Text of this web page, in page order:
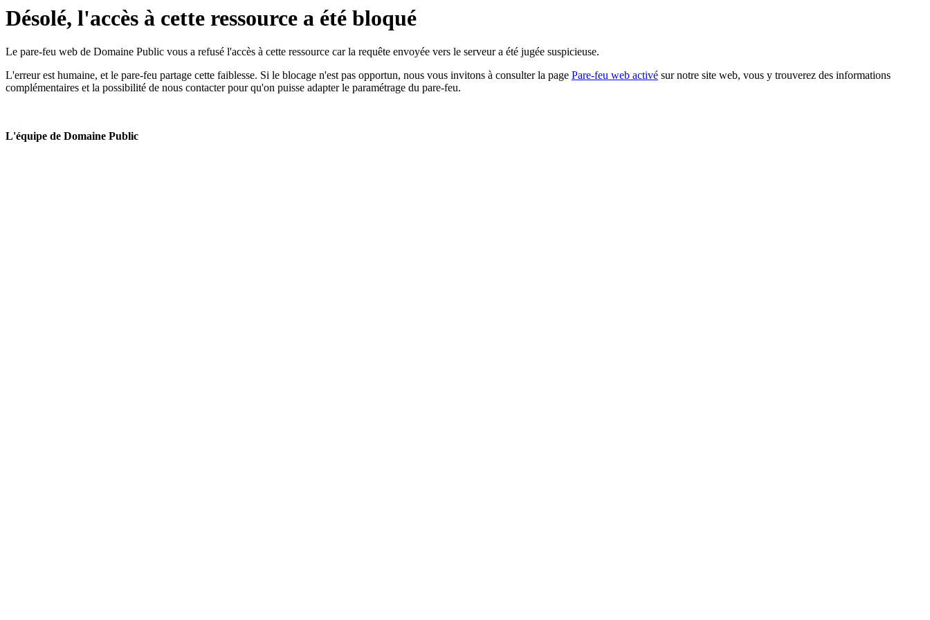
Désolé, l'accès à cette ressource a été bloqué
Le pare-feu web de Domaine Public vous a refusé l'accès à cette ressource car la requête envoyée vers le serveur a été jugée suspicieuse.
L'erreur est humaine, et le pare-feu partage cette faiblesse. Si le blocage n'est pas opportun, nous vous invitons à consulter la page Pare-feu web activé sur notre site web, vous y trouverez des informations
complémentaires et la possibilité de nous contacter pour qu'on puisse adapter le paramétrage du pare-feu.
L'équipe de Domaine Public